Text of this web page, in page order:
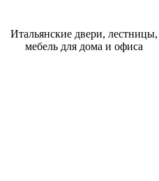
Итальянские двери, лестницы,
мебель для дома и офиса